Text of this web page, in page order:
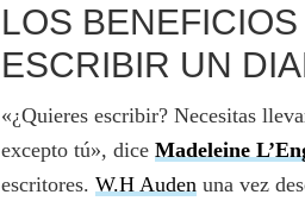
LOS
ESCRIBIR UN
«¿Quieres escribir? Necesitas
excepto tú», dice Madeleine
escritores. W.H Auden una vez